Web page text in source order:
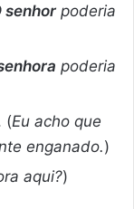
senhor poderia
poderia
(Eu acho que
enganado.)
aqui?)